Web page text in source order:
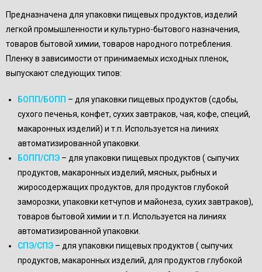
Предназначена для упаковки пищевых продуктов, изделий
легкой промышленности и культурно-бытового назначения,
товаров бытовой химии, товаров народного потребления.
Пленку в зависимости от принимаемых исходных пленок,
выпускают следующих типов:
БОПП/БОПП – для упаковки пищевых продуктов (сдобы,
сухого печенья, конфет, сухих завтраков, чая, кофе, специй,
макаронных изделий) и т.п. Используется на линиях
автоматизированной упаковки.
БОПП/СПЭ – для упаковки пищевых продуктов ( сыпучих
продуктов, макаронных изделий, мясных, рыбных и
жиросодержащих продуктов, для продуктов глубокой
заморозки, упаковки кетчупов и майонеза, сухих завтраков),
товаров бытовой химии и т.п. Используется на линиях
автоматизированной упаковки.
СПЭ/СПЭ – для упаковки пищевых продуктов ( сыпучих
продуктов, макаронных изделий, для продуктов глубокой